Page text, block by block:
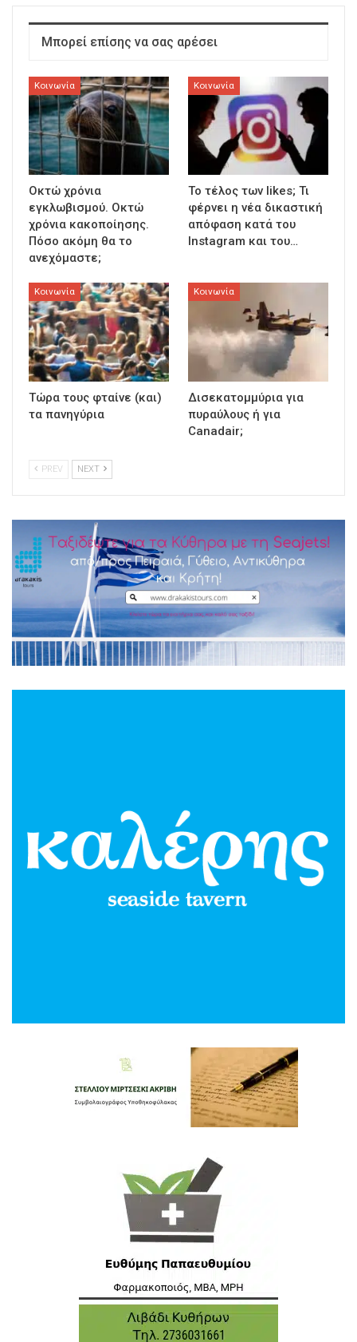
Μπορεί επίσης να σας αρέσει
Κοινωνία
Οκτώ χρόνια
εγκλωβισμού. Οκτώ
χρόνια κακοποίησης.
Πόσο ακόμη θα το
ανεχόμαστε;
Κοινωνία
To τέλος των likes; Τι
φέρνει η νέα δικαστική
απόφαση κατά του
Instagram και του…
Κοινωνία
Τώρα τους φταίνε (και)
τα πανηγύρια
Κοινωνία
Δισεκατομμύρια για
πυραύλους ή για
Canadair;
PREV NEXT